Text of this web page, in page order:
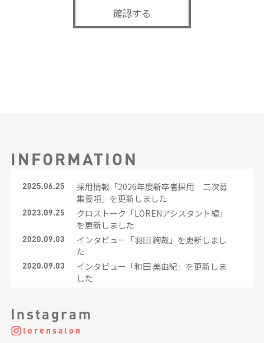
INFORMATION
2025.06.25
採用情報「2026年度新卒者採用 二次募
集要項」を更新しました
2023.09.25
クロストーク「LORENアシスタント編」
を更新しました
2020.09.03
インタビュー「羽田 絢哉」を更新しまし
た
2020.09.03
インタビュー「和田 美由紀」を更新しま
した
2020.09.03
インタビュー「籾山 託也」を更新しまし
た
Instagram
lorensalon